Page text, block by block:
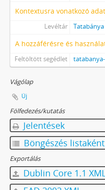
Kontextusra vonatkozó
Levéltár
A hozzáférésre és
Feltöltött segédlet
Vágólap
Új
Fölfedezés/kutatás
Jelentések
Böngészés
Exportálás
Dublin Core 1.1